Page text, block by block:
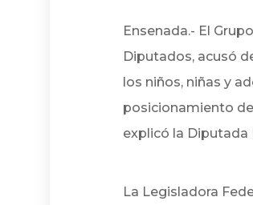
Ensenada.- El
Diputados, acusó
los niños, niñas y
posicionamiento
explicó la
La Legisladora